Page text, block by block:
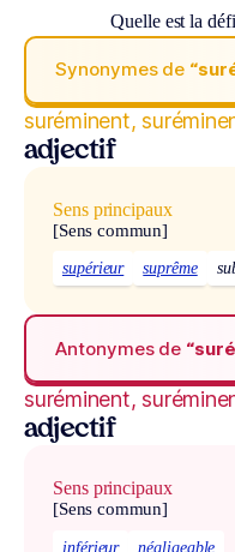
Quelle est la
Synonymes de
suréminent,
adjectif
Sens principaux
[Sens commun]
supérieur suprême
Antonymes de
suréminent,
adjectif
Sens principaux
[Sens commun]
inférieur négligeable